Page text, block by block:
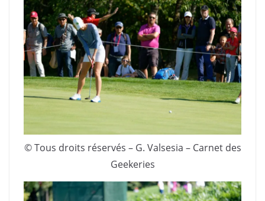
© Tous droits réservés – G. Valsesia – Carnet des
Geekeries